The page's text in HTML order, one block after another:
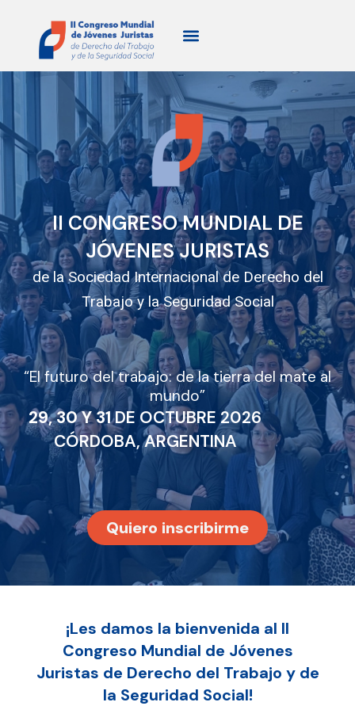
contenido
II CONGRESO MUNDIAL DE
JÓVENES JURISTAS
de la Sociedad Internacional de Derecho del
Trabajo y la Seguridad Social
“El futuro del trabajo: de la tierra del mate al
mundo”
29, 30 Y 31DE OCTUBRE 2026
CÓRDOBA, ARGENTINA
Quiero inscribirme
¡Les damos la bienvenida al II
Congreso Mundial de Jóvenes
Juristas de Derecho del Trabajo y de
la Seguridad Social!